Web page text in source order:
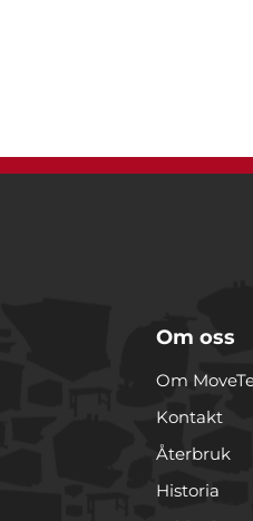
Om oss
Om
Kontakt
Återbruk
Historia